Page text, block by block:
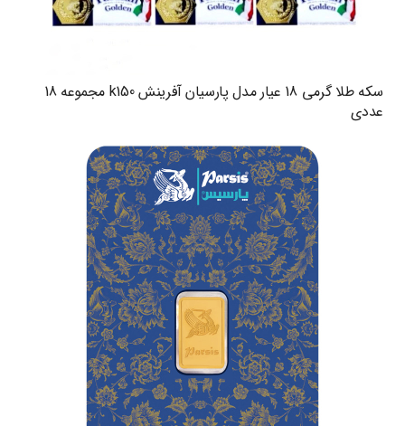
سکه طلا گرمی 18 عیار مدل پارسیان آفرینش k150 مجموعه 18
عددی